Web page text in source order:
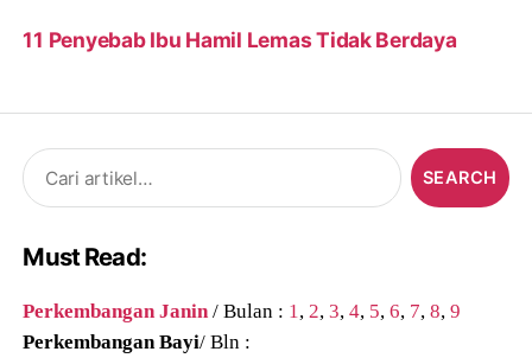
11 Penyebab Ibu Hamil Lemas Tidak Berdaya
Search
for:
Must Read:
Perkembangan Janin / Bulan : 1 , 2,3,4, 5,6, 7,8,9
Perkembangan Bayi/ Bln :